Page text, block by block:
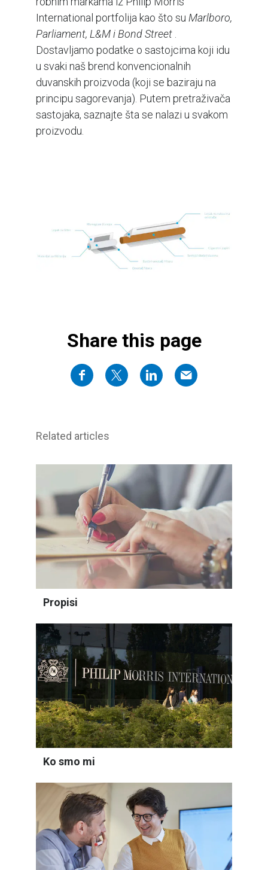
International portfolija kao što su Marlboro,
Parliament, L&M i Bond Street
Dostavljamo podatke o sastojcima koji idu
u svaki naš brend konvencionalnih
duvanskih proizvoda (koji se baziraju na
principu sagorevanja). Putem pretraživača
sastojaka, saznajte šta se nalazi u svakom
proizvodu.
Share this page
Related articles
Propisi
Ko smo mi